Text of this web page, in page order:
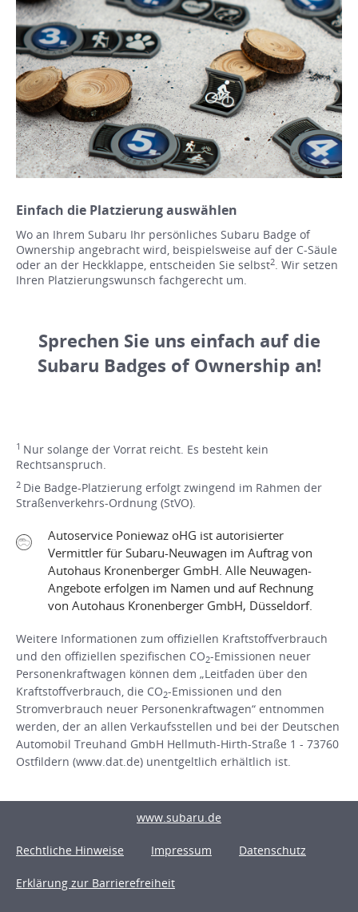
Einfach die Platzierung auswählen
Wo an Ihrem Subaru Ihr persönliches Subaru Badge of
Ownership angebracht wird, beispielsweise auf der C-Säule
oder an der Heckklappe, entscheiden Sie selbst2. Wir setzen
Ihren Platzierungswunsch fachgerecht um.
Sprechen Sie uns einfach auf die
Subaru Badges of Ownership an!
1 Nur solange der Vorrat reicht. Es besteht kein
Rechtsanspruch.
2 Die Badge-Platzierung erfolgt zwingend im Rahmen der
Straßenverkehrs-Ordnung (StVO).
Autoservice Poniewaz oHG ist autorisierter
Vermittler für Subaru-Neuwagen im Auftrag von
Autohaus Kronenberger GmbH. Alle Neuwagen-
Angebote erfolgen im Namen und auf Rechnung
von Autohaus Kronenberger GmbH, Düsseldorf.
Weitere Informationen zum offiziellen Kraftstoffverbrauch
und den offiziellen spezifischen CO2-Emissionen neuer
Personenkraftwagen können dem „Leitfaden über den
Kraftstoffverbrauch, die CO2-Emissionen und den
Stromverbrauch neuer Personenkraftwagen“ entnommen
werden, der an allen Verkaufsstellen und bei der Deutschen
Automobil Treuhand GmbH Hellmuth-Hirth-Straße 1 - 73760
Ostfildern (www.dat.de) unentgeltlich erhältlich ist.
www.subaru.de
Rechtliche Hinweise Impressum Datenschutz
Erklärung zur Barrierefreiheit